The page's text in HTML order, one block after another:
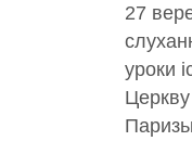
27
уроки